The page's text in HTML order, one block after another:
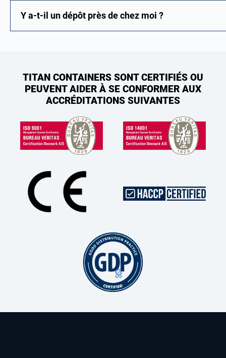
Y a-t-il un dépôt près de chez moi ?
TITAN CONTAINERS SONT CERTIFIÉS OU
PEUVENT AIDER À SE CONFORMER AUX
ACCRÉDITATIONS SUIVANTES